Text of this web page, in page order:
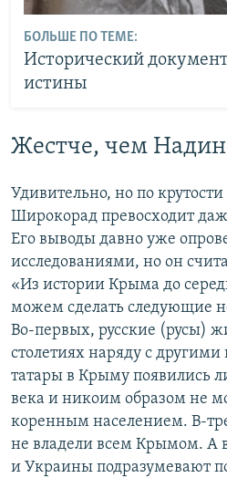
БОЛЬШЕ ПО ТЕМЕ:
Исторический
истины
Жестче, чем
Удивительно, но по
Широкорад превосходит
Его выводы давно уже
исследованиями, но он
«Из истории Крыма до
можем сделать следующие
Во-первых, русские (русы)
столетиях наряду с
татары в Крыму появились
века и никоим образом не
коренным населением. В-
не владели всем Крымом. А
и Украины подразумевают